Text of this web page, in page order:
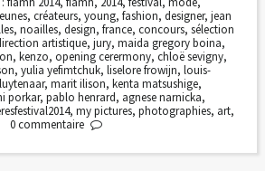
, créateurs, young, fashion, designer, jean
, noailles, design, france, concours, sélection
artistique, jury, maida gregory boina,
, kenzo, opening cerermony, chloë sevigny,
, yulia yefimtchuk, liselore frowijn, louis-
, marit ilison, kenta matsushige,
porkar, pablo henrard, agnese narnicka,
, my pictures, photographies, art,
0commentaire